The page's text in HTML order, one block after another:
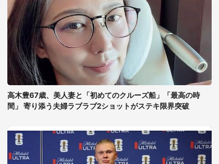
高木豊67歳、美人妻と「初めてのクルーズ船」「最高の時
間」 寄り添う夫婦ラブラブ2ショットがステキ限界突破